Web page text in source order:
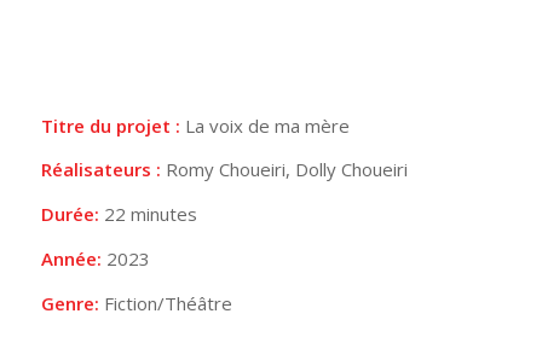
Titre du projet : La voix de ma mère
Réalisateurs : Romy Choueiri, Dolly Choueiri
Durée: 22 minutes
Année: 2023
Genre: Fiction/Théâtre